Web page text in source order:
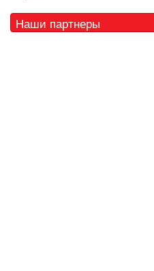
Наши партнеры